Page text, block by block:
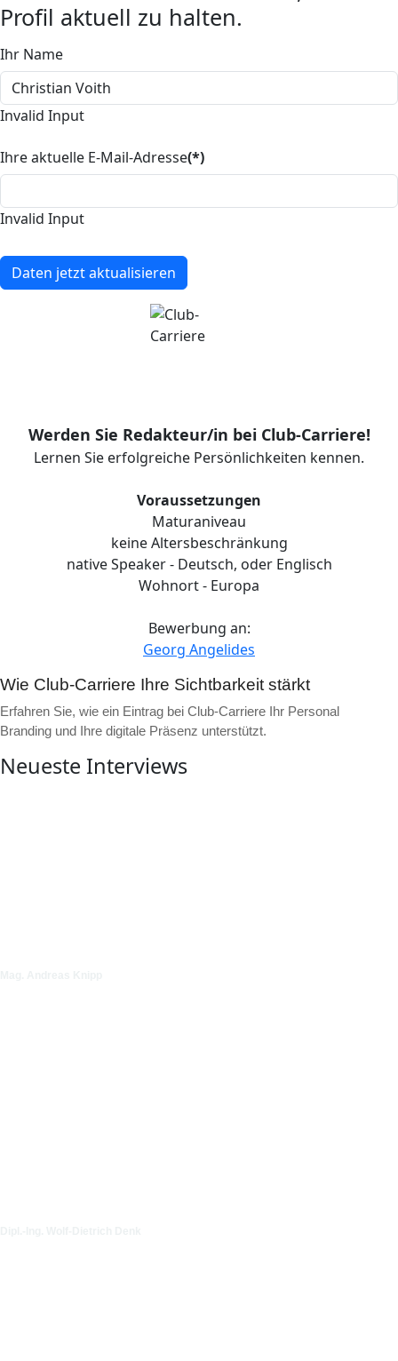
Profil aktuell zu halten.
Ihr Name
Invalid Input
Ihre aktuelle E-Mail-Adresse(*)
Invalid Input
Daten jetzt aktualisieren
Werden Sie Redakteur/in bei Club-Carriere!
Lernen Sie erfolgreiche Persönlichkeiten kennen.
Voraussetzungen
Maturaniveau
keine Altersbeschränkung
native Speaker - Deutsch, oder Englisch
Wohnort - Europa
Bewerbung an:
Georg Angelides
Wie Club-Carriere Ihre Sichtbarkeit stärkt
Erfahren Sie, wie ein Eintrag bei Club-Carriere Ihr Personal
Branding und Ihre digitale Präsenz unterstützt.
▶
Neueste Interviews